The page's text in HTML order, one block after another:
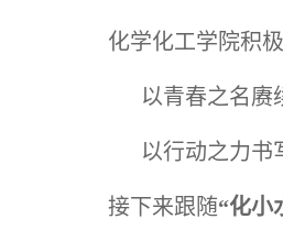
化学化工学院积
以青春之名赓
以行动之力书
接下来跟随“化小